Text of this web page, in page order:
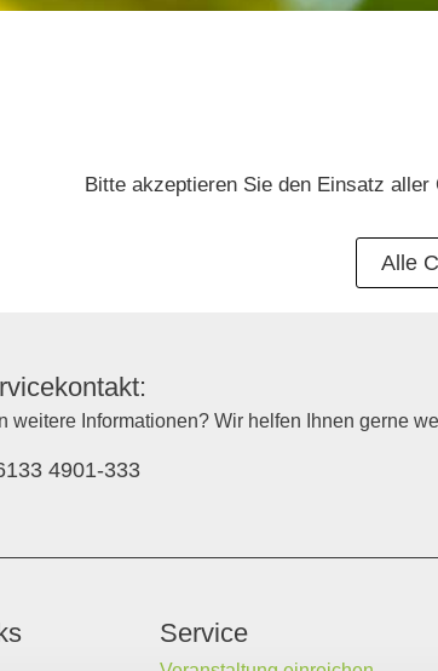
Bitte akzeptieren Sie den Einsatz
Alle
weitere Informationen? Wir helfen Ihnen gerne
4901-333
Service